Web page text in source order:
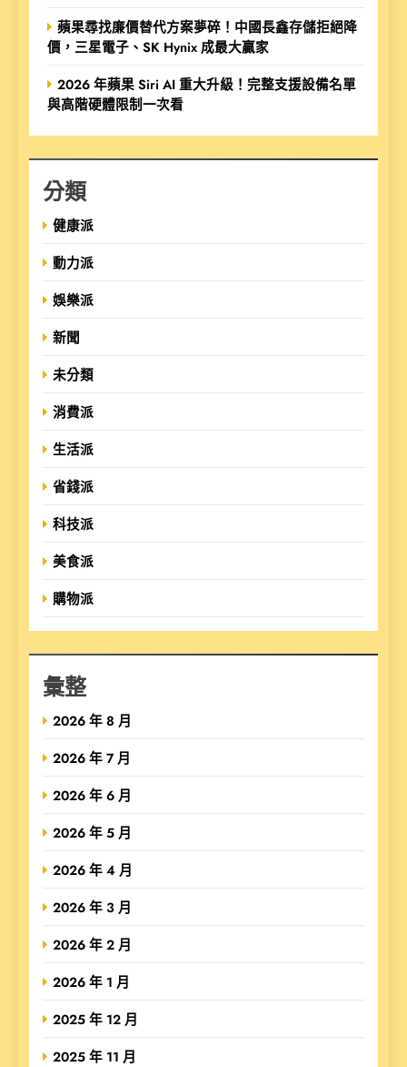
蘋果尋找廉價替代方案夢碎！中國長鑫存儲拒絕降
價，三星電子、SK Hynix 成最大贏家
2026 年蘋果 Siri AI 重大升級！完整支援設備名單
與高階硬體限制一次看
分類
健康派
動力派
娛樂派
新聞
未分類
消費派
生活派
省錢派
科技派
美食派
購物派
彙整
2026 年 8 月
2026 年 7 月
2026 年 6 月
2026 年 5 月
2026 年 4 月
2026 年 3 月
2026 年 2 月
2026 年 1 月
2025 年 12 月
2025 年 11 月